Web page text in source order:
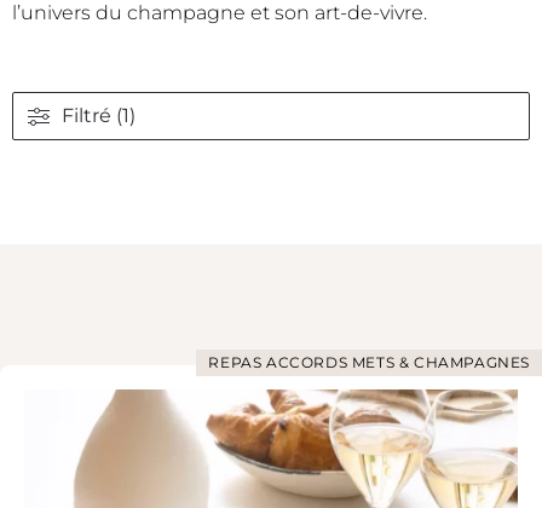
l’univers du champagne et son art-de-vivre.
Filtré (1)
REPAS ACCORDS METS & CHAMPAGNES